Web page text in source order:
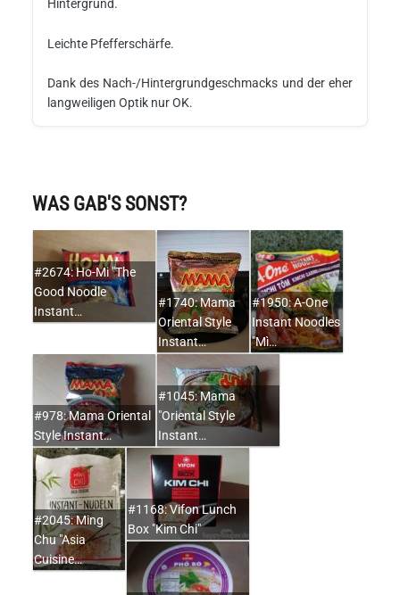
Hintergrund.
Leichte Pfefferschärfe.
Dank des Nach-/Hintergrundgeschmacks und der eher
langweiligen Optik nur OK.
WAS GAB'S SONST?
#2674: Ho-Mi "The
Good Noodle
Instant…
#1740: Mama
Oriental Style
Instant…
#1950: A-One
Instant Noodles
"Mì…
#978: Mama Oriental
Style Instant…
#1045: Mama
"Oriental Style
Instant…
#2045: Ming
Chu "Asia
Cuisine…
#1168: Vifon Lunch
Box "Kim Chi"